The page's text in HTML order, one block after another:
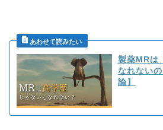
製薬MRは
なれない
論】